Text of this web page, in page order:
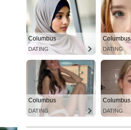
Columbus
DATING
Columbus
DATING
Columbus
DATING
Columbus
DATING